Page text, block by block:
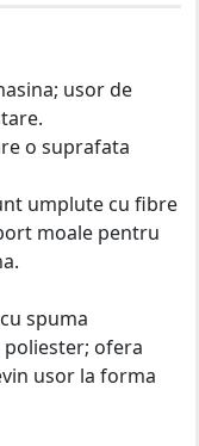
usor de
o suprafata
umplute cu fibre
moale pentru
spuma
ofera
usor la forma